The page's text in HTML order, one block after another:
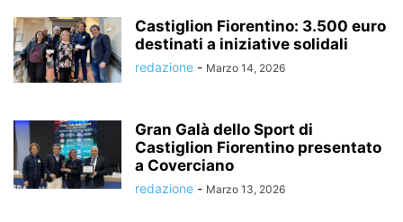
Castiglion Fiorentino: 3.500 euro
destinati a iniziative solidali
redazione - Marzo 14, 2026
Gran Galà dello Sport di
Castiglion Fiorentino presentato
a Coverciano
redazione - Marzo 13, 2026